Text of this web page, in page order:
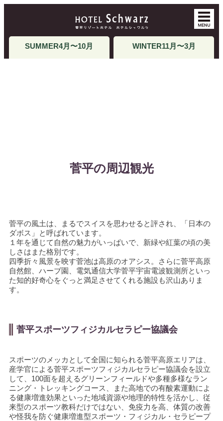
SUMMER4月〜10月 WINTER11月〜3月
菅平の周辺観光
菅平の風土は、まるでスイスを思わせると評され、「日本の
ダボス」と呼ばれています。
１年を通じて自然の魅力がいっぱいで、新緑や紅葉の頃の美
しさはまた格別です。
四季折々風景を映す菅池は高原のオアシス。さらに菅平高原
自然館、ハーブ園、電気通信大学菅平宇宙電波観測所といっ
た知的好奇心をぐっと満足させてくれる施設も沢山ありま
す。
菅平スポーツフィジカルセラピー協議会
スポーツのメッカとして全国に知られる菅平高原エリアは、
産学官による菅平スポーツフィジカルセラピー協議会を設立
して、100面を超えるグリーンフィールドや多種多様なラン
ニング・トレッキングコース、また高地での有酸素運動によ
る健康増進効果といった地域資源や地理的特性を活かし、従
来型のスポーツ教科だけではない、免疫力を高、体質の改善
や怪我を防ぐ健康増進型スポーツ・フィジカル・セラピープ